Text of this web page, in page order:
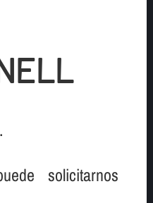
solicitarnos